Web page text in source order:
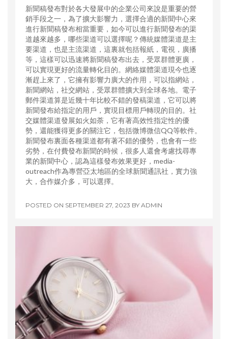
新聞稿發布對於各大發展中的企業公司來說是重要的營
銷手段之一，為了擴大影響力，選擇合適的新聞中心來
進行新聞稿發布相當重要，如今可以進行新聞發布的渠
道越來越多，哪些渠道可以選擇呢？傳統媒體渠道是主
要渠道，也是主流渠道，這裏就包括報紙，電視，廣播
等，這樣可以迅速將新聞稿發布出去，受眾群體更廣，
可以實現更好的流量轉化目的。網絡媒體渠道現今也逐
漸趕上來了，它擁有影響力廣大的作用，可以指網站，
新聞網站，社交網站，受眾群體擴大到全球各地。電子
郵件渠道算是近幾十年比較不錯的發稿渠道，它可以將
新聞發布給指定的用戶，實現目標用戶轉現的目的。社
交媒體渠道發展如火如荼，它有著高效性指定性的優
勢，還能獲得更多的關注它，包括微博微信QQ等軟件。
新聞發布裏面各種渠道都有著不錯的優勢，也會有一些
劣勢，在付費發布新聞的時候，很多人還會考慮找尋專
業的新聞中心，認為這樣發布效果更好，media-
outreach作為專營亞太地區的全球新聞通訊社，實力強
大，合作媒介多，可以選擇。
POSTED ON SEPTEMBER 27, 2023 BY ADMIN